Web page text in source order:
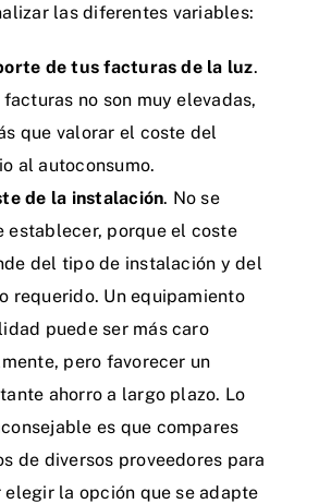
las diferentes variables:
de tus facturas de la luz.
facturas no son muy elevadas,
que valorar el coste del
al autoconsumo.
de la instalación. No se
establecer, porque el coste
del tipo de instalación y del
requerido. Un equipamiento
puede ser más caro
pero favorecer un
ahorro a largo plazo. Lo
es que compares
de diversos proveedores para
elegir la opción que se adapte